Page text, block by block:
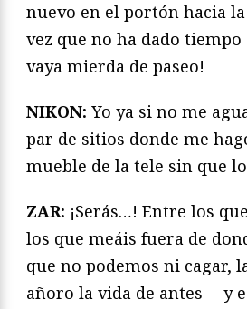
nuevo en el portón hacia
vez que no ha dado tiempo
vaya mierda de paseo!
NIKON: Yo ya si no me
par de sitios donde me
mueble de la tele sin que
ZAR: ¡Serás…! Entre los
los que meáis fuera de
que no podemos ni cagar,
añoro la vida de antes— y